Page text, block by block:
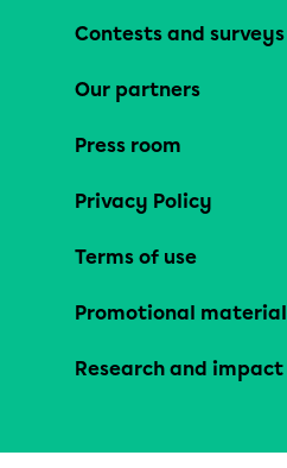
Contests and surveys
Our partners
Press room
Privacy Policy
Terms of use
Promotional material
Research and impact